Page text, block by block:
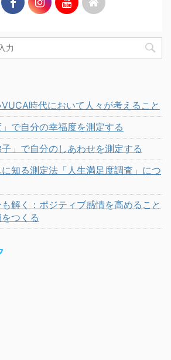
時代において人々が考えること
」で自分の幸福度を測定する
子」で自分のしあわせを測定する
知る測定法「人生満足度調査」につ
解く：ポジティブ感情を高めること
つくる